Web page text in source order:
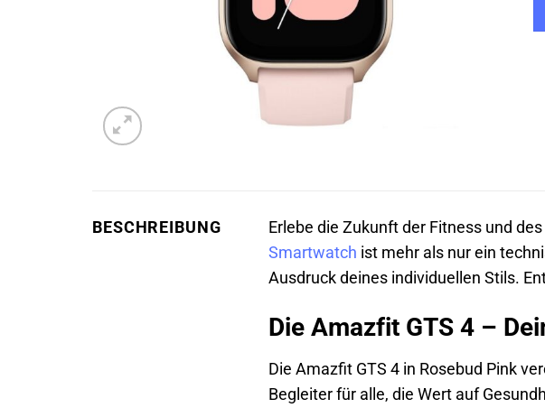
BESCHREIBUNG Erlebe die Zukunft der Fitness und
Smartwatch ist mehr als nur ein
Ausdruck deines individuellen Stils.
Die Amazfit GTS 4 –
Die Amazfit GTS 4 in Rosebud Pink
Begleiter für alle, die Wert auf